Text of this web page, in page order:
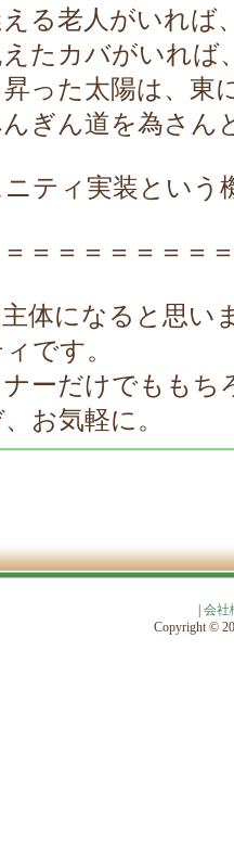
る老人がいれば
たカバがいれば
った太陽は、東
ぎん道を為さん
ニティ実装という
＝＝＝＝＝＝＝＝
体になると思い
です。
ーだけでももち
お気軽に。
会社
Copyright ©